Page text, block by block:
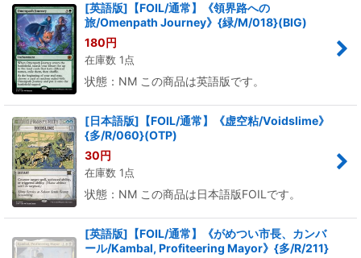
[英語版]【FOIL/通常】《領界路への
旅/Omenpath Journey》{緑/M/018}(BIG)
180円
在庫数 1点
状態：NM この商品は英語版です。
[日本語版]【FOIL/通常】《虚空粘/Voidslime》
{多/R/060}(OTP)
30円
在庫数 1点
状態：NM この商品は日本語版FOILです。
[英語版]【FOIL/通常】《がめつい市長、カンバ
ール/Kambal, Profiteering Mayor》{多/R/211}